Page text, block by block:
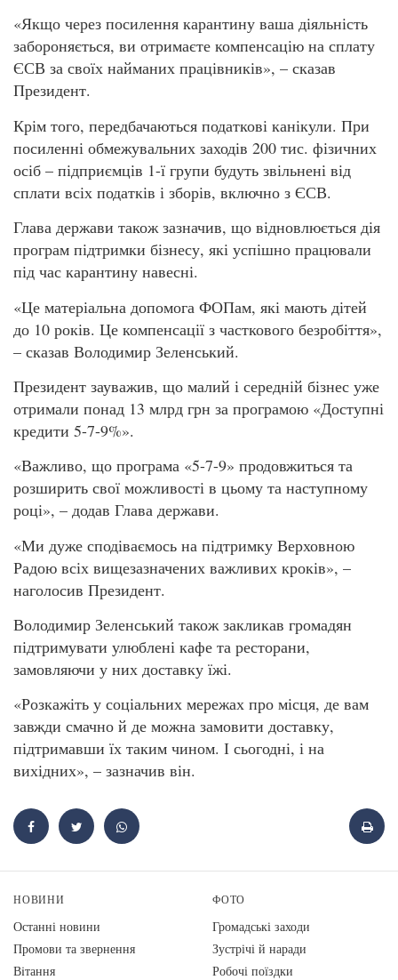
«Якщо через посилення карантину ваша діяльність
забороняється, ви отримаєте компенсацію на сплату
ЄСВ за своїх найманих працівників», – сказав
Президент.
Крім того, передбачаються податкові канікули. При
посиленні обмежувальних заходів 200 тис. фізичних
осіб – підприємців 1-ї групи будуть звільнені від
сплати всіх податків і зборів, включно з ЄСВ.
Глава держави також зазначив, що відновлюється дія
програм підтримки бізнесу, які успішно працювали
під час карантину навесні.
«Це матеріальна допомога ФОПам, які мають дітей
до 10 років. Це компенсації з часткового безробіття»,
– сказав Володимир Зеленський.
Президент зауважив, що малий і середній бізнес уже
отримали понад 13 млрд грн за програмою «Доступні
кредити 5-7-9%».
«Важливо, що програма «5-7-9» продовжиться та
розширить свої можливості в цьому та наступному
році», – додав Глава держави.
«Ми дуже сподіваємось на підтримку Верховною
Радою всіх вищезазначених важливих кроків», –
наголосив Президент.
Володимир Зеленський також закликав громадян
підтримувати улюблені кафе та ресторани,
замовляючи у них доставку їжі.
«Розкажіть у соціальних мережах про місця, де вам
завжди смачно й де можна замовити доставку,
підтримавши їх таким чином. І сьогодні, і на
вихідних», – зазначив він.
НОВИНИ
Останні новини
Промови та звернення
Вiтання
ФОТО
Громадські заходи
Зустрічі й наради
Робочі поїздки